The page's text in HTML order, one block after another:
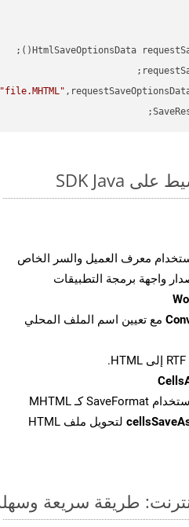
HtmlSaveOptionsData
"file.MHTML"
معرف العميل والسر الخاص
مع تعيين اسم الملف المحلي
لتحويل ملف HTML